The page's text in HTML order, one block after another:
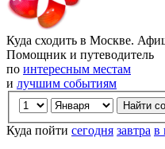
Куда сходить в Москве.
Помощник и путеводитель
по интересным местам
и лучшим событиям
Куда пойти сегодня завтра в